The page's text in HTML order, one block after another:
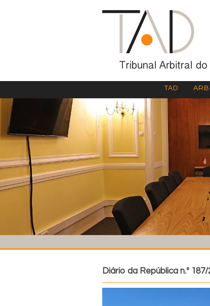
TAD
Diário da República n.º